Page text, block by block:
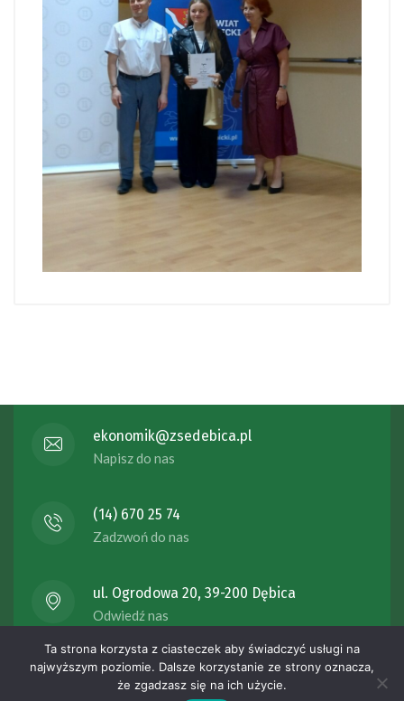
ekonomik@zsedebica.pl
Napisz do nas
(14) 670 25 74
Zadzwoń do nas
ul. Ogrodowa 20, 39-200 Dębica
Odwiedź nas
Copyright 2023 Zespół Szkół Ekonomicznych ul. Ogrodowa 20
39-200 Dębica , All rights reserved.Wykonanie -
Ta strona korzysta z ciasteczek aby świadczyć usługi na
najwyższym poziomie. Dalsze korzystanie ze strony oznacza,
że zgadzasz się na ich użycie.